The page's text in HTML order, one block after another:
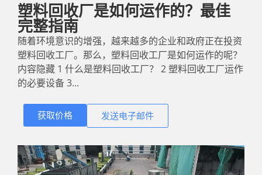
塑料回收厂是如何运作的？最佳
完整指南
随着环境意识的增强，越来越多的企业和政府正在投资
塑料回收工厂。那么，塑料回收工厂是如何运作的呢？
内容隐藏 1 什么是塑料回收工厂？ 2 塑料回收工厂运作
的必要设备 3...
获取价格 发送电子邮件